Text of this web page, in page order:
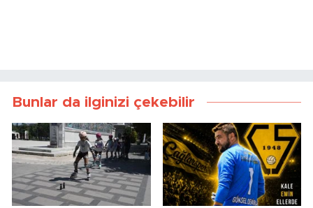
Bunlar da ilginizi çekebilir